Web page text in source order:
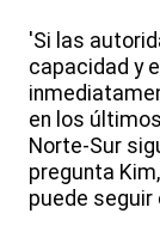
'Si las
capacidad y
en los
Norte-Sur
pregunta
puede seguir